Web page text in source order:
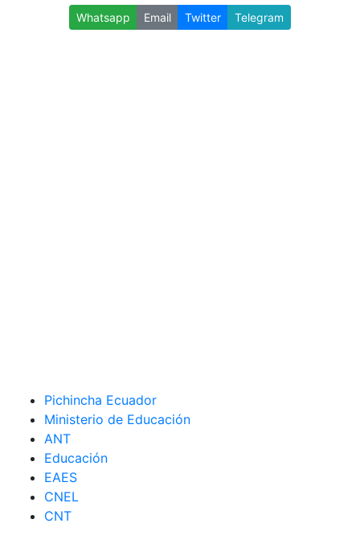
Whatsapp Email Twitter Telegram
Pichincha Ecuador
Ministerio de Educación
ANT
Educación
EAES
CNEL
CNT